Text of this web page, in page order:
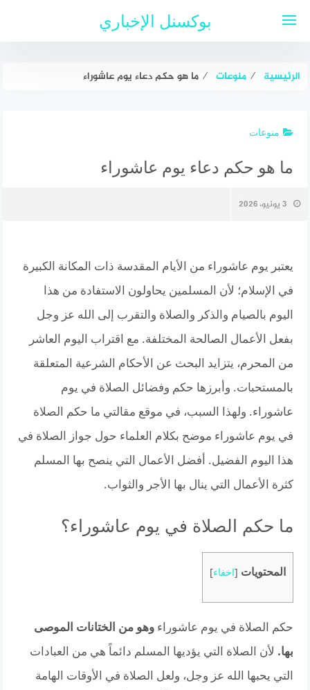
بوكسنل الإخباري
الرئيسية ⁄ منوعات ⁄ ما هو حكم دعاء يوم عاشوراء
منوعات
ما هو حكم دعاء يوم عاشوراء
3 يونيو، 2026
يعتبر يوم عاشوراء من الأيام المقدسة ذات المكانة الكبيرة
في الإسلام؛ لأن المسلمين يحاولون الاستفادة من هذا
اليوم بالصيام والذكر والصلاة والتقرب إلى الله عز وجل
بفعل الأعمال الصالحة المختلفة. مع اقتراب اليوم العاشر
من المحرم، يتزايد البحث عن الأحكام الشرعية المتعلقة
بالمستحبات. وأبرزها حكم وفضائل الصلاة في يوم
عاشوراء. ولهذا السبب، في موقع مقالتي ما حكم الصلاة
في يوم عاشوراء موضح بكلام العلماء حول جواز الصلاة في
هذا اليوم الفضيل. أفضل الأعمال التي ينصح بها المسلم
كثرة الأعمال التي ينال بها الأجر والثواب.
ما حكم الصلاة في يوم عاشوراء؟
المحتويات [اخفاء]
حكم الصلاة في يوم عاشوراءوهو من الختانات الموصى
بها. لأن الصلاة التي يؤديها المسلم دائماً هي من العبادات
التي يحبها الله عز وجل، ولعل الصلاة في الأوقات الهامة